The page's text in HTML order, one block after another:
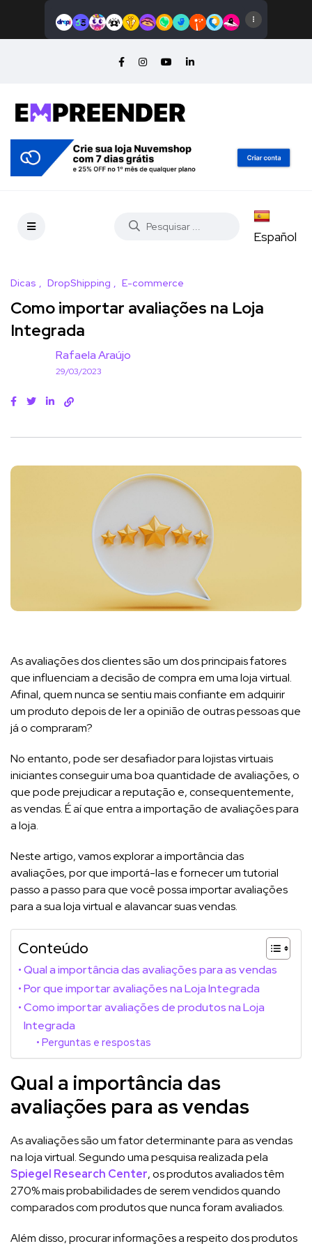
Español
Dicas DropShipping E-commerce
Como importar avaliações na Loja
Integrada
Rafaela Araújo
29/03/2023
As avaliações dos clientes são um dos principais fatores
que influenciam a decisão de compra em uma loja virtual.
Afinal, quem nunca se sentiu mais confiante em adquirir
um produto depois de ler a opinião de outras pessoas que
já o compraram?
No entanto, pode ser desafiador para lojistas virtuais
iniciantes conseguir uma boa quantidade de avaliações, o
que pode prejudicar a reputação e, consequentemente,
as vendas. É aí que entra a importação de avaliações para
a loja.
Neste artigo, vamos explorar a importância das
avaliações, por que importá-las e fornecer um tutorial
passo a passo para que você possa importar avaliações
para a sua loja virtual e alavancar suas vendas.
Conteúdo
Qual a importância das avaliações para as vendas
Por que importar avaliações na Loja Integrada
Como importar avaliações de produtos na Loja
Integrada
Perguntas e respostas
Qual a importância das
avaliações para as vendas
As avaliações são um fator determinante para as vendas
na loja virtual. Segundo uma pesquisa realizada pela
Spiegel Research Center, os produtos avaliados têm
270% mais probabilidades de serem vendidos quando
comparados com produtos que nunca foram avaliados.
Além disso, procurar informações a respeito dos produtos